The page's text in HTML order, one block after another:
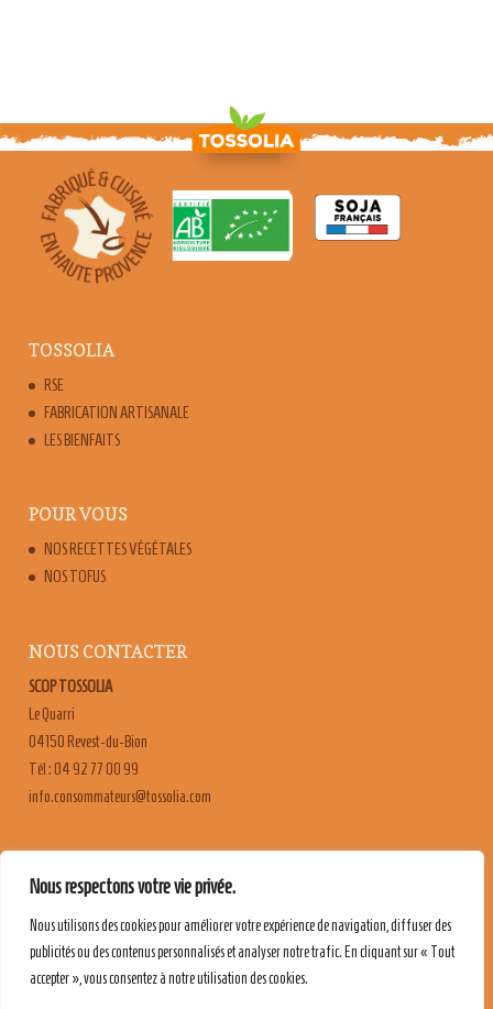
Nous respectons votre vie privée.
Nous utilisons des cookies pour améliorer votre expérience de navigation, diffuser des
publicités ou des contenus personnalisés et analyser notre trafic. En cliquant sur « Tout
accepter », vous consentez à notre utilisation des cookies.
TOSSOLIA
RSE
FABRICATION ARTISANALE
LES BIENFAITS
POUR VOUS
NOS RECETTES VÉGÉTALES
NOS TOFUS
NOUS CONTACTER
SCOP TOSSOLIA
Le Quarri
04150 Revest-du-Bion
Tél : 04 92 77 00 99
moc.ailossot@sruetammosnoc.ofni
CONTACT & RECRUTEMENT
MENTIONS LÉGALES
POLITIQUE DE CONFIDENTIALITÉ